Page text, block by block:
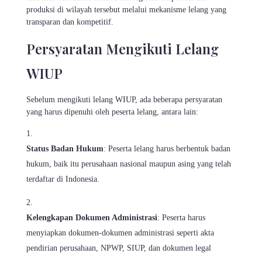
produksi di wilayah tersebut melalui mekanisme lelang yang
transparan dan kompetitif.
Persyaratan Mengikuti Lelang
WIUP
Sebelum mengikuti lelang WIUP, ada beberapa persyaratan
yang harus dipenuhi oleh peserta lelang, antara lain:
Status Badan Hukum: Peserta lelang harus berbentuk badan
hukum, baik itu perusahaan nasional maupun asing yang telah
terdaftar di Indonesia.
Kelengkapan Dokumen Administrasi: Peserta harus
menyiapkan dokumen-dokumen administrasi seperti akta
pendirian perusahaan, NPWP, SIUP, dan dokumen legal